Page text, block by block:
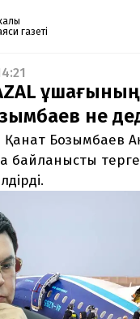
газеті
ай сайын
отырыңыз. Жаңа
бірден жіберіледі.
өзіміз жібереміз.
не
Бозымбаев
байланысты